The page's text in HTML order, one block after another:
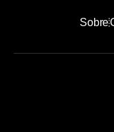
Sobre